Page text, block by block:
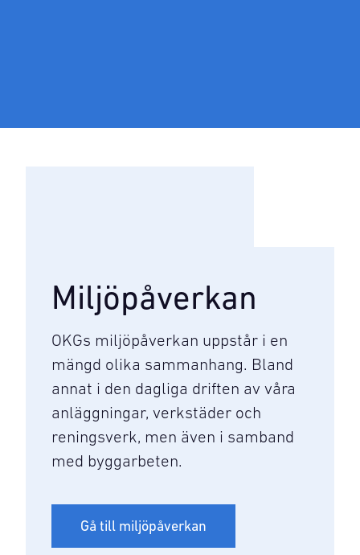
Miljöpåverkan
OKGs miljöpåverkan uppstår i en
mängd olika sammanhang. Bland
annat i den dagliga driften av våra
anläggningar, verkstäder och
reningsverk, men även i samband
med byggarbeten.
Gå till miljöpåverkan